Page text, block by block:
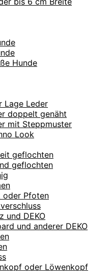
Hunde
Lage Leder
doppelt genäht
mit Steppmuster
Look
geflochten
geflochten
oder Pfoten
und DEKO
und anderer DEKO
oder Löwenkopf